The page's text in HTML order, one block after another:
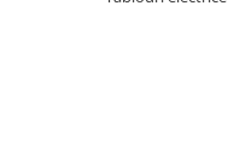
Surse de iluminat tehnic si